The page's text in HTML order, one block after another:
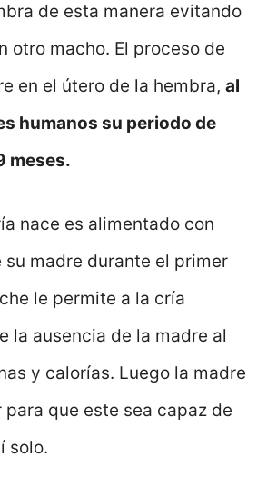
de esta manera evitando
otro macho. El proceso de
en el útero de la hembra, al
humanos su periodo de
meses.
nace es alimentado con
su madre durante el primer
le permite a la cría
la ausencia de la madre al
y calorías. Luego la madre
para que este sea capaz de
solo.